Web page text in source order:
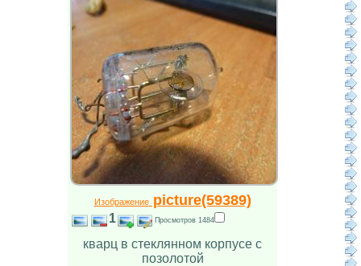
Изображениеpicture(59389)
1 Просмотров 1484
кварц в стеклянном корпусе с
позолотой